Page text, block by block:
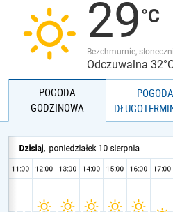
29
Bezchmurnie,
Odczuwalna
POGODA
GODZINOWA
POGODA